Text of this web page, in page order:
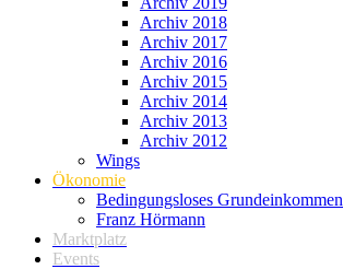
Archiv 2018
Archiv 2017
Archiv 2016
Archiv 2015
Archiv 2014
Archiv 2013
Archiv 2012
Wings
Ökonomie
Bedingungsloses Grundeinkommen
Franz Hörmann
Marktplatz
Events